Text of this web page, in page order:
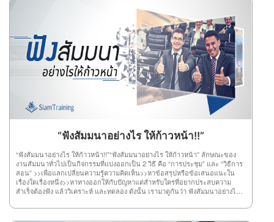
คุณต้องลองวาดฝันว่า คุณอยากทำอะไร ต้องการประสบความสำเร็จด้านไหน
แล้วตัวเองมีความถนัดเรื่องอะไร โดยต้องนำทั้งหมดมารวมกันเพื่อสร้าง
จินตนาการนั้นออกมา แล้วคุณก็จะเห็นลู่ทางในการลงมือทำเอง 5.ออกค้นหาการ
ออกค้นหาสามารถให้อะไรคุณได้มากเลยทีเดียว ทั้งความรู้ แนวคิดใหม่ๆ
จินตนาการ ความสร้างสรรค์ และอีกมากมาย ดังนั้น การออกค้นหาสิ่งที่ตัวเอง
ต้องการบนโลกกว้างก็ช่วยได้เยอะเช่นกัน 6.ลงมือทำการลงมือทำทั้งๆ ที่ตัวเองยัง
ไม่มีความรู้ ก็ไม่ใช่เรื่องแปลก หรือเรื่องน่าอาย เพราะการลงมือทำนี่แหละช่วยให้
คุณค้นพบความคิดใหม่ๆ แนวทางใหม่ ที่สำคัญอาจทำให้คุณมรประสบการณ์สร้าง
ความสำเร็จได้โดยเร็วอีกด้วย 7.หาเวลาว่างให้ตัวเองการมีเวลาว่างเพื่อคิดอะไร
บ้างอย่างในสถานที่ที่เงียบสงบ สะดวกต่อการคิดทบทวนเรื่องต่างๆ ก็สามารถช่วย
ให้ความคิดไหลลื่น และแตกฉานได้โดยง่าย ดังนั้น ลองหาเวลาว่าง และสถานที่
สงบๆ คิดหาความก้าวหน้าดู แล้วคุณจะพบจุดจบแห่งความสำเร็จอย่าง
แน่นอน 8.อ่านให้เยอะการอ่านให้เยอะๆ คือ การศึกษาความรู้จากตำรา หรือ
แหล่งความรู้ทั่วไป ซึ่งการที่คุณมีความรู้ มักจะช่วยให้คุณสามารถคิดและวิเคราะห์
ความสำเร็จได้ง่ายขึ้น และไม่ต้องเสียเวลาลองผิดลองถูกมากมาย เพียงใช้ความรู้
ทั้งหมดมาปฏิบัติให้สำริดผลก็เพียงพอ 9.หาตัวช่วยตัวช่วยที่ดี คือ ช่วยคิด ช่วย
วิเคราะห์ และช่วยไตร่ตรอง เพราะบางทีความคิดคุณคนเดียวอาจไม่ใช่ความคิดที่
ดีที่สุด จึงต้องมีตัวช่วยอย่างยิ่ง เพื่อให้เกิดหลายแนวความคิดนั่นเอง 10.ดูแล้ว
วิเคราะห์การวิเคราะห์ผลงานคนอื่น ช่วยให้สมองเกิดกลไก และมีการทำงานที่ดี
ขึ้น อีกทั้ง ช่วยให้คุณสามารถนำความรู้จากการวิเคราะห์นี้ไปต่อยอดความสำเร็จ
ของตัวเองได้ และเป็นวิธีที่สำคัญอย่างยิ่งสำหรับคนที่ต้องการประสบความสำเร็จ
“ฟังสัมมนาอย่างไร ให้ก้าวหน้า!!”
“ฟังสัมมนาอย่างไร ให้ก้าวหน้า!!”“ฟังสัมมนาอย่างไร ให้ก้าวหน้า” ลักษณะของ
งานสัมมนาทั่วไปเป็นกิจกรรมที่แบ่งออกเป็น 2 วิธี คือ “การประชุม” และ “วิธีการ
สอน” >>เพื่อแลกเปลี่ยนความรู้ความคิดเห็น>>หาข้อสรุปหรือข้อเสนอแนะใน
เรื่องใดเรื่องหนึ่ง>>หาทางออกให้กับปัญหาแต่สำหรับใครที่อยากประสบความ
สำเร็จต้องฟัง แล้ววิเคราะห์ และทดลอง ดังนั้น เรามาดูกันว่า ฟังสัมมนาอย่างไร
หมายของการฟังมี 3 อย่าง คือ ฟังเพื่อความเพลิดเพลิน , ฟังเพื่อความรู้ , ฟังเพื่อให้